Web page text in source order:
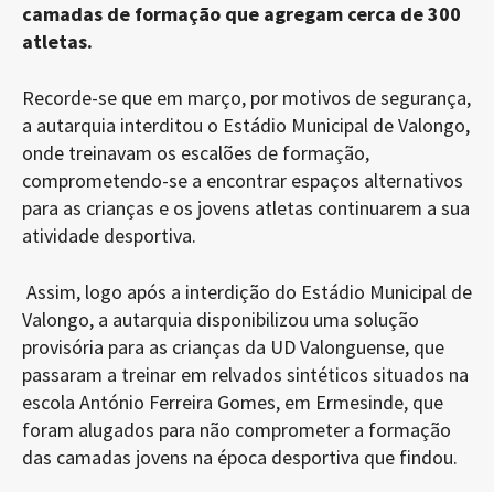
camadas de formação que agregam cerca de 300
atletas.
Recorde-se que em março, por motivos de segurança,
a autarquia interditou o Estádio Municipal de Valongo,
onde treinavam os escalões de formação,
comprometendo-se a encontrar espaços alternativos
para as crianças e os jovens atletas continuarem a sua
atividade desportiva.
Assim, logo após a interdição do Estádio Municipal de
Valongo, a autarquia disponibilizou uma solução
provisória para as crianças da UD Valonguense, que
passaram a treinar em relvados sintéticos situados na
escola António Ferreira Gomes, em Ermesinde, que
foram alugados para não comprometer a formação
das camadas jovens na época desportiva que findou.